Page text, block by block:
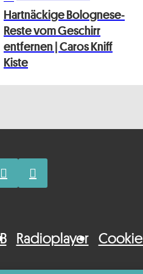
Hartnäckige Bolognese-
Reste vom Geschirr
entfernen | Caros Kniff
Kiste
Radioplayer